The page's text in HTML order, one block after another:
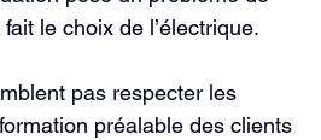
le choix de l’électrique.
pas respecter les
préalable des clients